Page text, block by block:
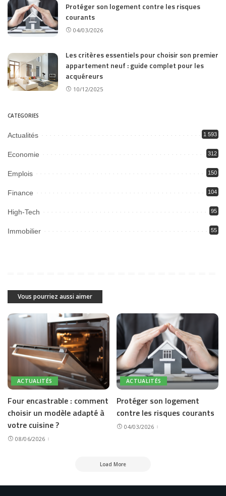
Protéger son logement contre les risques
courants
04/03/2026
Les critères essentiels pour choisir son premier
appartement neuf : guide complet pour les
acquéreurs
10/12/2025
CATEGORIES
Actualités 1 593
Economie 312
Emplois 150
Finance 104
High-Tech 95
Immobilier 55
Vous pourriez aussi aimer
ACTUALITÉS
Four encastrable : comment
choisir un modèle adapté à
votre cuisine ?
08/06/2026
ACTUALITÉS
Protéger son logement
contre les risques courants
04/03/2026
Load More